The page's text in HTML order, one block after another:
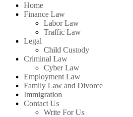
Home
Finance Law
Labor Law
Traffic Law
Legal
Child Custody
Criminal Law
Cyber Law
Employment Law
Family Law and Divorce
Immigration
Contact Us
Write For Us